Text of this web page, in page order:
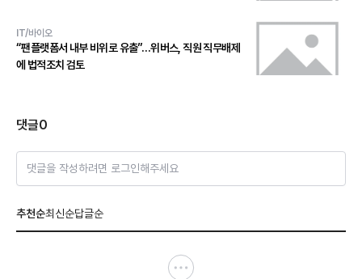
IT/바이오
“팬플랫폼서 내부 비위로 유출”…위버스, 직원 직무배제
에 법적조치 검토
댓글0
댓글을 작성하려면 로그인해주세요
추천순최신순답글순